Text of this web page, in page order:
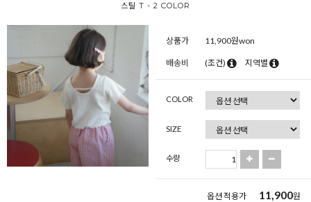
스틸 T - 2 COLOR
상품가 11,900원won
배송비 (조건) 지역별
COLOR
SIZE
수량
옵션 적용가 11,900원